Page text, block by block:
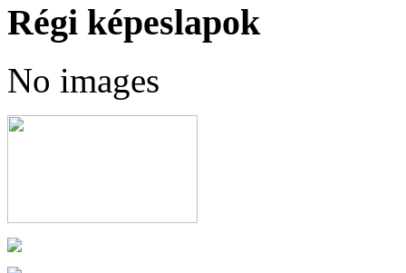
Régi képeslapok
No images